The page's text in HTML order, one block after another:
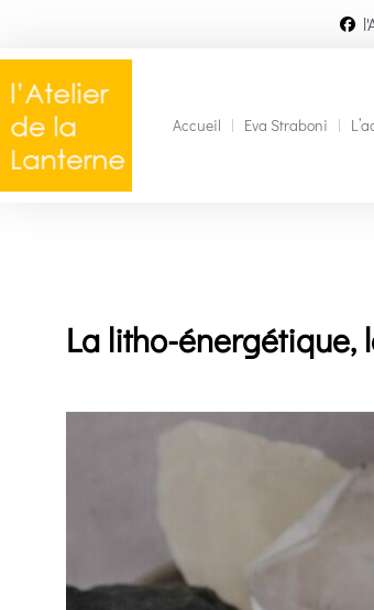
Accueil Eva Straboni
La litho-énergétique,